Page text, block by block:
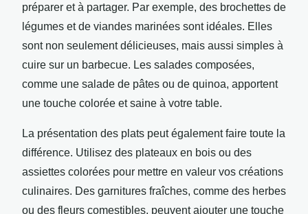
préparer et à partager. Par exemple, des brochettes de
légumes et de viandes marinées sont idéales. Elles
sont non seulement délicieuses, mais aussi simples à
cuire sur un barbecue. Les salades composées,
comme une salade de pâtes ou de quinoa, apportent
une touche colorée et saine à votre table.
La présentation des plats peut également faire toute la
différence. Utilisez des plateaux en bois ou des
assiettes colorées pour mettre en valeur vos créations
culinaires. Des garnitures fraîches, comme des herbes
ou des fleurs comestibles, peuvent ajouter une touche